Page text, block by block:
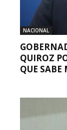
NACIONAL
QUIROZ
QUE SABE